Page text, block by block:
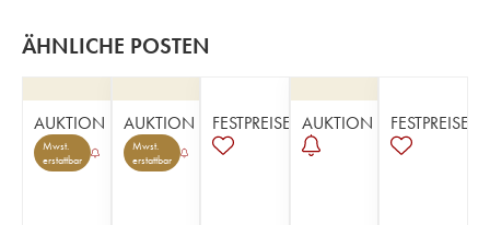
ÄHNLICHE POSTEN
AUKTION
Mwst.
erstattbar
AUKTION
Mwst.
erstattbar
FESTPREISE AUKTION FESTPREISE